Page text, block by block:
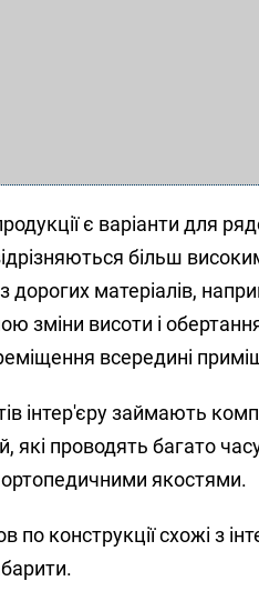
є варіанти для
більш
матеріалів,
зміни висоти і
всередині
інтер'єру займають
проводять багато
ортопедичними якостями.
по конструкції схожі з